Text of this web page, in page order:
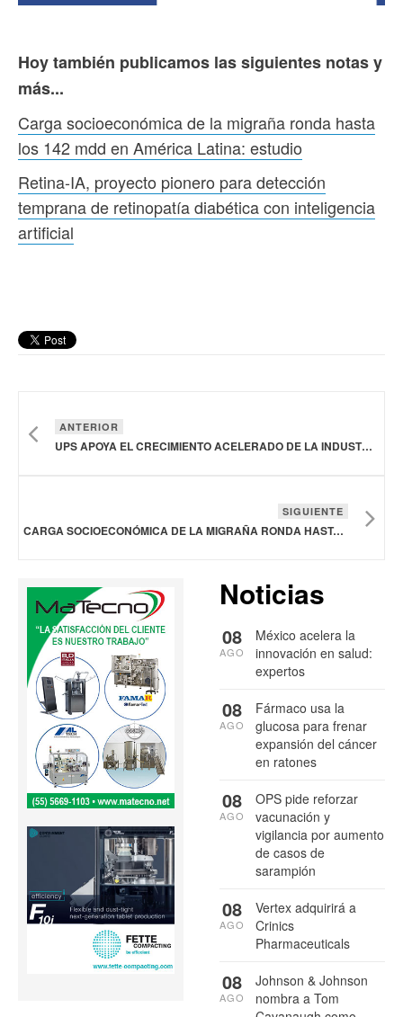
Hoy también publicamos las siguientes notas y
más...
Carga socioeconómica de la migraña ronda hasta
los 142 mdd en América Latina: estudio
Retina-IA, proyecto pionero para detección
temprana de retinopatía diabética con inteligencia
artificial
ANTERIOR
UPS APOYA EL CRECIMIENTO ACELERADO DE LA INDUSTRIA DEL CUIDADO DE LA SALUD EN MÉXICO
SIGUIENTE
CARGA SOCIOECONÓMICA DE LA MIGRAÑA RONDA HASTA LOS 142 MDD EN AMÉRICA LATINA: ESTUDIO
Noticias
México acelera la
innovación en salud:
expertos
08
AGO
Fármaco usa la
glucosa para frenar
expansión del cáncer
en ratones
08
AGO
OPS pide reforzar
vacunación y
vigilancia por aumento
de casos de
sarampión
08
AGO
Vertex adquirirá a
Crinics
Pharmaceuticals
08
AGO
Johnson & Johnson
nombra a Tom
08
AGO